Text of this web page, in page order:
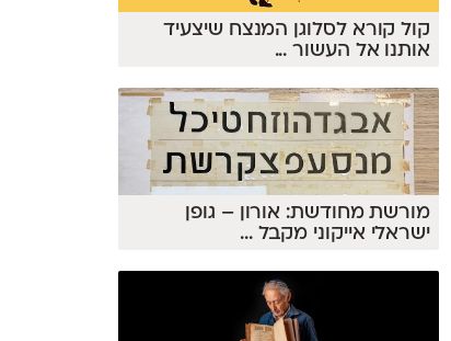
קול קורא לסלוגן המנצח שיצעיד
אותנו אל העשור...
מורשת מחודשת: אורון – גופן
ישראלי אייקוני מקבל ...